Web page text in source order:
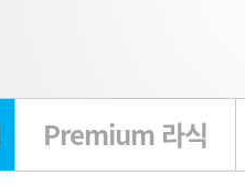
Premium 라식